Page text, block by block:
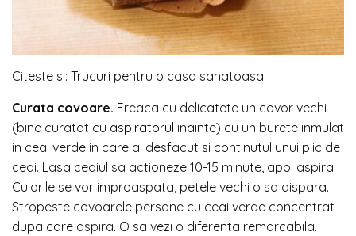
Citeste si: Trucuri pentru o casa sanatoasa
Curata covoare. Freaca cu delicatete un covor vechi
(bine curatat cu aspiratorul inainte) cu un burete inmulat
in ceai verde in care ai desfacut si continutul unui plic de
ceai. Lasa ceaiul sa actioneze 10-15 minute, apoi aspira.
Culorile se vor improaspata, petele vechi o sa dispara.
Stropeste covoarele persane cu ceai verde concentrat
dupa care aspira. O sa vezi o diferenta remarcabila.